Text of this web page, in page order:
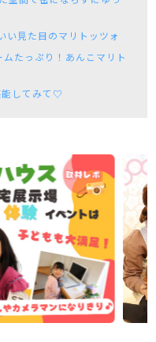
い見た目のマリトッツォ
ムたっぷり！あんこマリト
能してみて♡